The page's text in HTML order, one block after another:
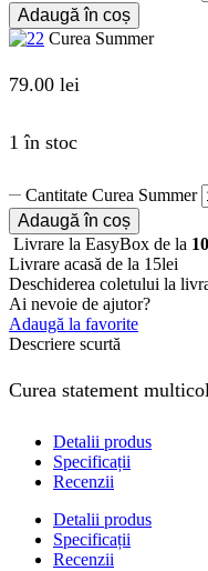
Adaugă în coș
Curea Summer
79.00 lei
1 în stoc
Cantitate Curea Summer
Adaugă în coș
Livrare la EasyBox de la
Livrare acasă de la 15lei
Deschiderea coletului la
Ai nevoie de ajutor?
Adaugă la favorite
Descriere scurtă
Curea statement
Detalii produs
Specificații
Recenzii
Detalii produs
Specificații
Recenzii